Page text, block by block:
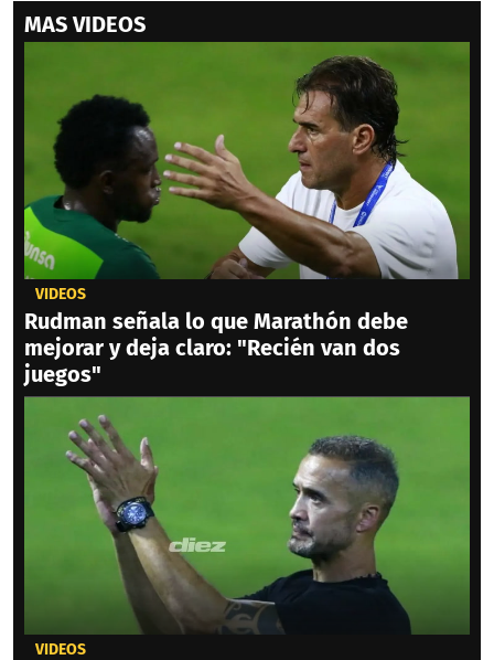
MAS VIDEOS
VIDEOS
Rudman señala lo que Marathón debe
mejorar y deja claro: "Recién van dos
juegos"
VIDEOS